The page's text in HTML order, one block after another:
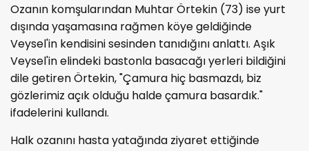
Ozanın komşularından Muhtar Örtekin (73) ise yurt
dışında yaşamasına rağmen köye geldiğinde
Veysel'in kendisini sesinden tanıdığını anlattı. Aşık
Veysel'in elindeki bastonla basacağı yerleri bildiğini
dile getiren Örtekin, "Çamura hiç basmazdı, biz
gözlerimiz açık olduğu halde çamura basardık."
ifadelerini kullandı.
Halk ozanını hasta yatağında ziyaret ettiğinde